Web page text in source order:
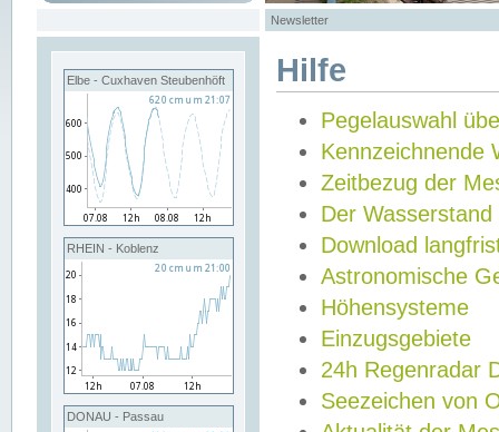
Newsletter
Elbe - Cuxhaven Steubenhöft
RHEIN - Koblenz
DONAU - Passau
Hilfe
Pegelauswahl
Kennzeichnende
Zeitbezug der
Der Wasserstand
Download
Astronomische
Höhensysteme
Einzugsgebiete
24h Regenradar
Seezeichen von